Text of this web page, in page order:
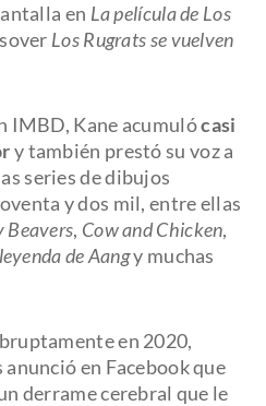
en La película de Los
Los Rugrats se vuelven
IMBD, Kane acumulócasi
y también prestó su voz a
series de dibujos
y dos mil, entre ellas
Beavers, Cow and Chicken,
de Aangy muchas
en 2020,
en Facebook que
derrame cerebral que le